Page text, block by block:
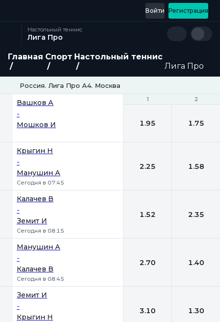
Регистрация
Войти
Настольный теннис
Лига Про
Главная Спорт Настольный теннис
Лига Про
Россия. Лига Про А4. Москва
1 2
Вашков А
-
Мошков И
1 2
1.95 1.75
Крыгин Н
-
Манушин А
Сегодня в 07:45
2.25 1.58
Калачев В
-
Земит И
Сегодня в 08:15
1.52 2.35
Манушин А
-
Калачев В
Сегодня в 08:45
2.70 1.40
Земит И
-
Крыгин Н
3.10 1.30